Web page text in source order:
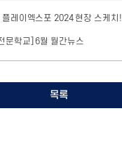
플레이엑스포 2024 현장 스케치!
문학교] 6월 월간뉴스
목록